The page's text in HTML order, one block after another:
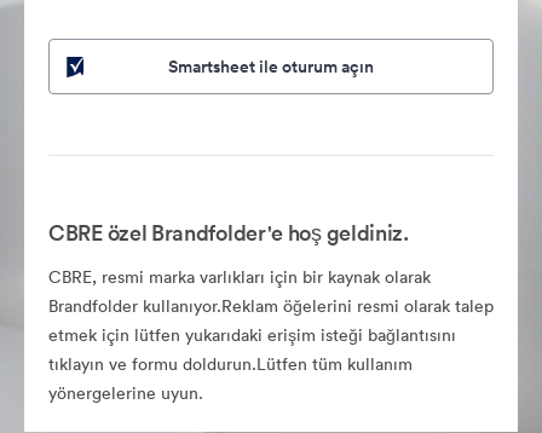
Smartsheet ile oturum açın
CBRE özel Brandfolder'e hoş geldiniz.
CBRE, resmi marka varlıkları için bir kaynak olarak
Brandfolder kullanıyor.Reklam öğelerini resmi olarak talep
etmek için lütfen yukarıdaki erişim isteği bağlantısını
tıklayın ve formu doldurun.Lütfen tüm kullanım
yönergelerine uyun.